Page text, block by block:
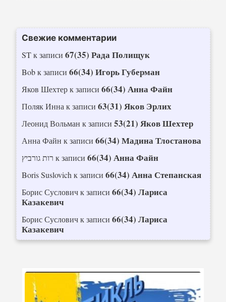
Свежие комментарии
STк записи 67(35) Рада Полищук
Bobк записи 66(34) Игорь Губерман
Яков Шехтерк записи 66(34) Анна Файн
Поляк Инна к записи 63(31) Яков Эрлих
Леонид Вольман к записи 53(21) Яков Шехтер
Анна Файн к записи 66(34) Мадина Тлостанова
רות גורביץ к записи 66(34) Анна Файн
Boris Suslovich к записи 66(34) Анна Степанская
Борис Сусловичк записи 66(34) Лариса
Казакевич
Борис Сусловичк записи 66(34) Лариса
Казакевич